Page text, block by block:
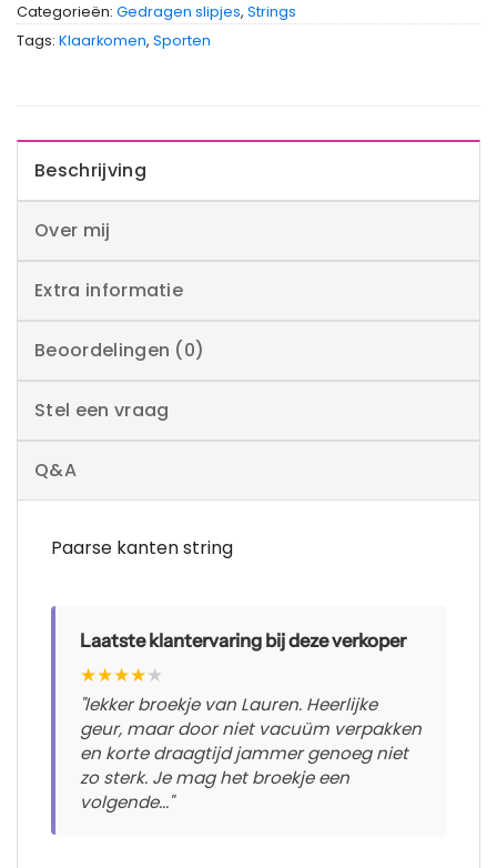
Categorieën: Gedragen slipjes, Strings
Tags: Klaarkomen, Sporten
Beschrijving
Over mij
Extra informatie
Beoordelingen (0)
Stel een vraag
Q&A
Paarse kanten string
Laatste klantervaring bij deze verkoper
★★★★★
"lekker broekje van Lauren. Heerlijke
geur, maar door niet vacuüm verpakken
en korte draagtijd jammer genoeg niet
zo sterk. Je mag het broekje een
volgende..."